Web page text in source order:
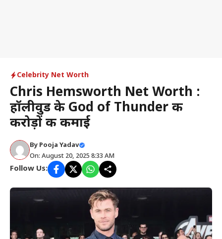
Celebrity Net Worth
Chris Hemsworth Net Worth :
हॉलीवुड के God of Thunder की
करोड़ों की कमाई
By Pooja Yadav
On: August 20, 2025 8:33 AM
Follow Us: